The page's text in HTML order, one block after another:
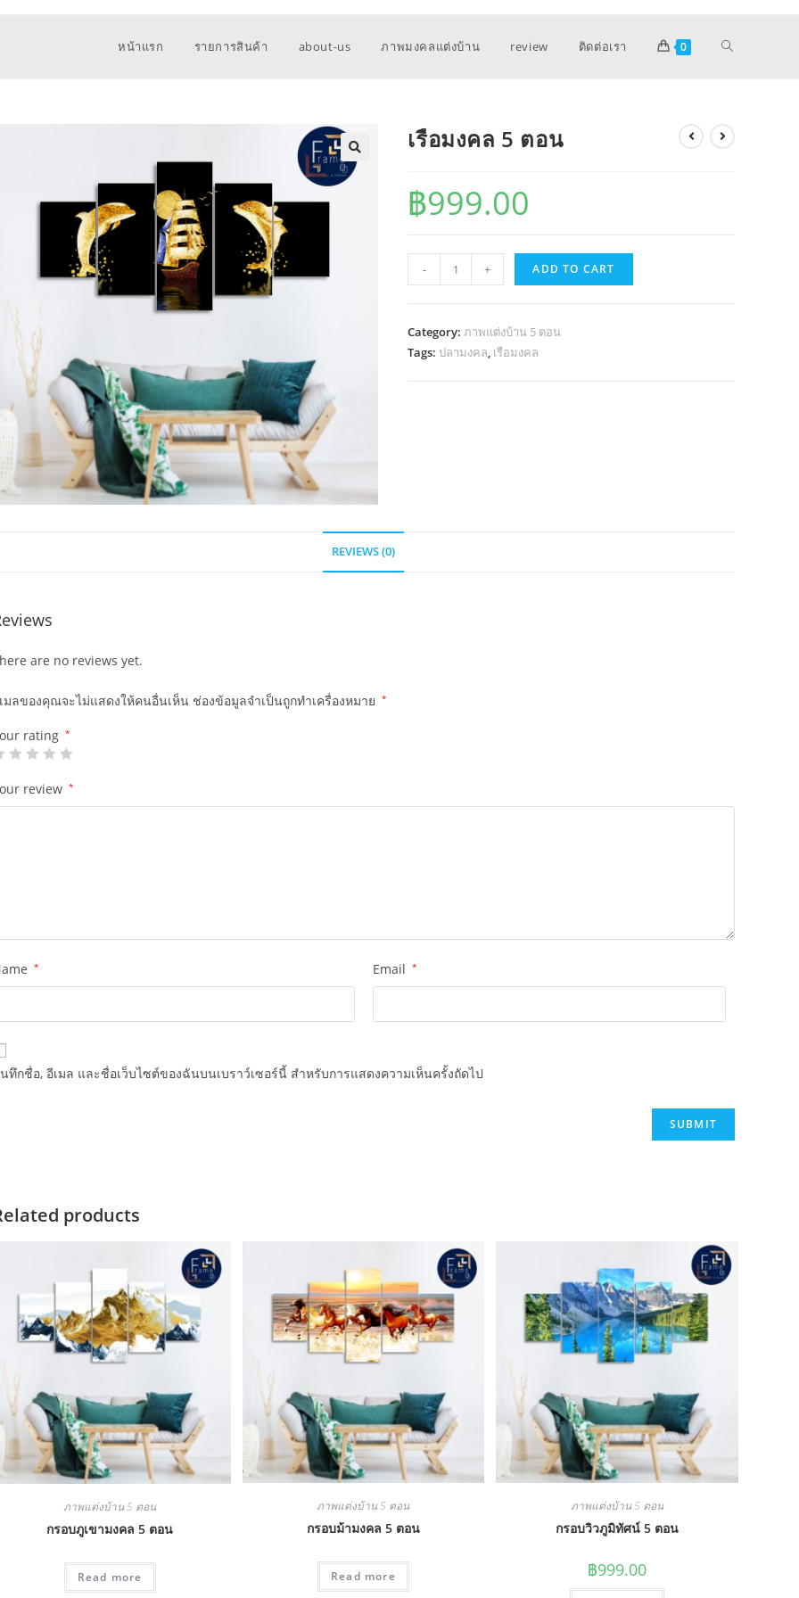
หน้าแรก รายการสินค้า about-us ภาพมงคลแต่งบ้าน review ติดต่อเรา 0
เรือมงคล 5 ตอน
฿999.00
มงคล
ตอน
quantity
- + ADD TO CART
Category:ภาพแต่งบ้าน 5 ตอน
Tags:ปลามงคล, เรือมงคล
REVIEWS (0)
are no reviews yet.
มลของคุณจะไม่แสดงให้คนอื่นเห็น ช่องข้อมูลจำเป็นถูกทำเครื่องหมาย *
rating *
review *
* Email *
ทึกชื่อ, อีเมล และชื่อเว็บไซต์ของฉันบนเบราว์เซอร์นี้ สำหรับการแสดงความเห็นครั้งถัดไป
products
ภาพแต่งบ้าน 5 ตอน
กรอบภูเขามงคล 5 ตอน
Read more
ภาพแต่งบ้าน 5 ตอน
กรอบม้ามงคล 5 ตอน
Read more
ภาพแต่งบ้าน 5 ตอน
กรอบวิวภูมิทัศน์ 5 ตอน
฿999.00